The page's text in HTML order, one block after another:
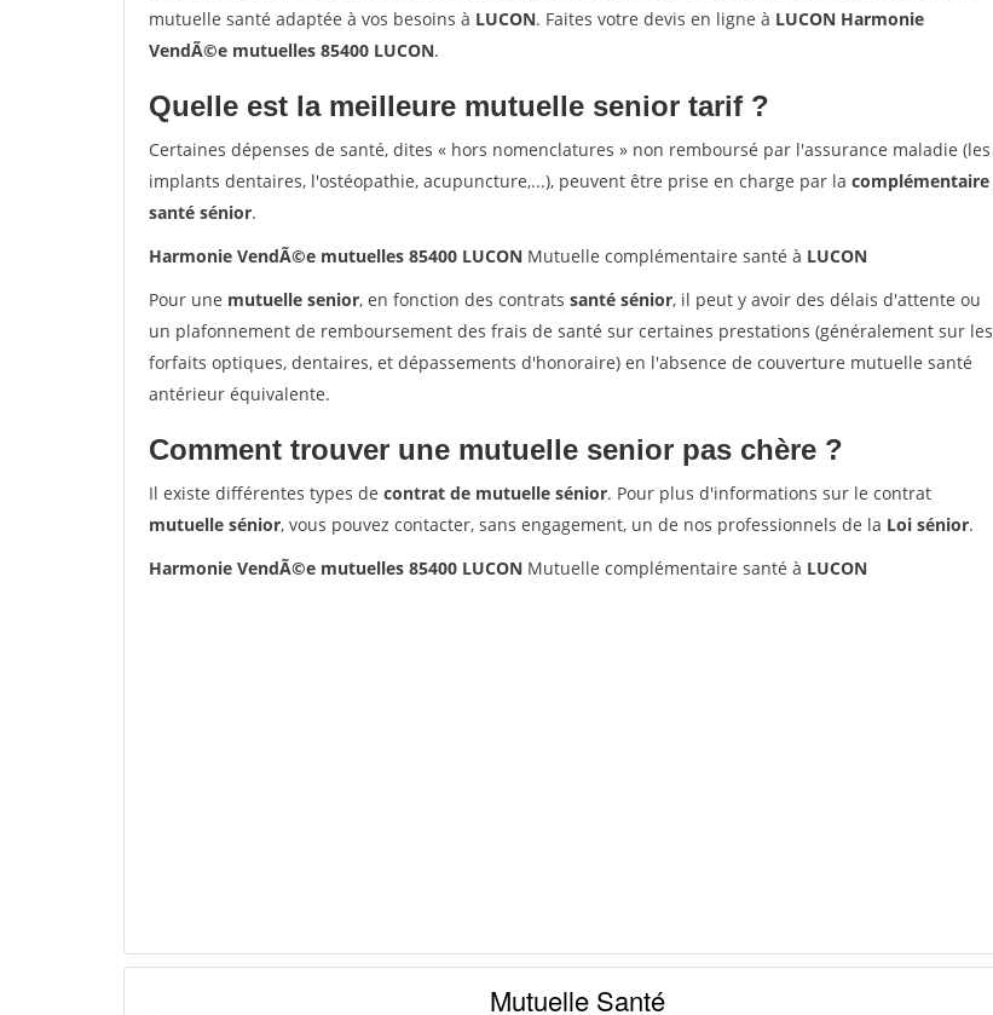
mutuelle santé adaptée à vos besoins à LUCON. Faites votre devis en ligne à LUCON Harmonie
VendÃ©e mutuelles 85400 LUCON.
Quelle est la meilleure mutuelle senior tarif ?
Certaines dépenses de santé, dites « hors nomenclatures » non remboursé par l'assurance maladie (les
implants dentaires, l'ostéopathie, acupuncture,...), peuvent être prise en charge par la complémentaire
santé sénior.
Harmonie VendÃ©e mutuelles 85400 LUCON Mutuelle complémentaire santé à LUCON
Pour une mutuelle senior, en fonction des contrats santé sénior, il peut y avoir des délais d'attente ou
un plafonnement de remboursement des frais de santé sur certaines prestations (généralement sur les
forfaits optiques, dentaires, et dépassements d'honoraire) en l'absence de couverture mutuelle santé
antérieur équivalente.
Comment trouver une mutuelle senior pas chère ?
Il existe différentes types de contrat de mutuelle sénior. Pour plus d'informations sur le contrat
mutuelle sénior, vous pouvez contacter, sans engagement, un de nos professionnels de la Loi sénior.
Harmonie VendÃ©e mutuelles 85400 LUCON Mutuelle complémentaire santé à LUCON